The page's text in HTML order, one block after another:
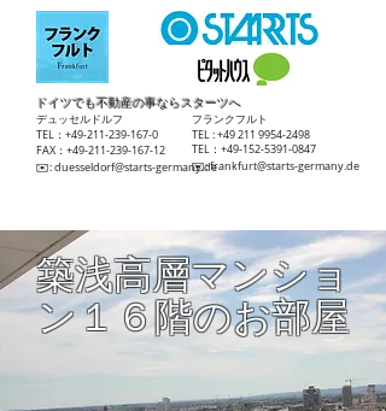
ドイツでも不動産の事ならスターツへ
​フランクフルト
TEL :+49 211 9954-2498
TEL：+49-152-5391-0847
​✉️:frankfurt@starts-germany.de
​デュッセルドルフ
TEL：+49-211-239-167-0
FAX：+49-211-239-167-12
​✉️:duesseldorf@starts-germany.de
築浅高層マンショ
ン１６階のお部屋